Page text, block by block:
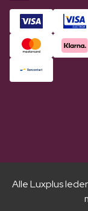
Alle Luxplus